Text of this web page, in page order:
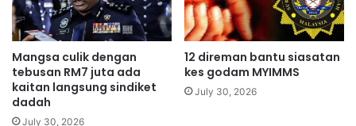
D
E
O
]
a
n
e
k
o
n
o
Mangsa culik dengan
tebusan RM7 juta ada
kaitan langsung sindiket
dadah
July 30, 2026
12 direman bantu siasatan
kes godam MYIMMS
July 30, 2026